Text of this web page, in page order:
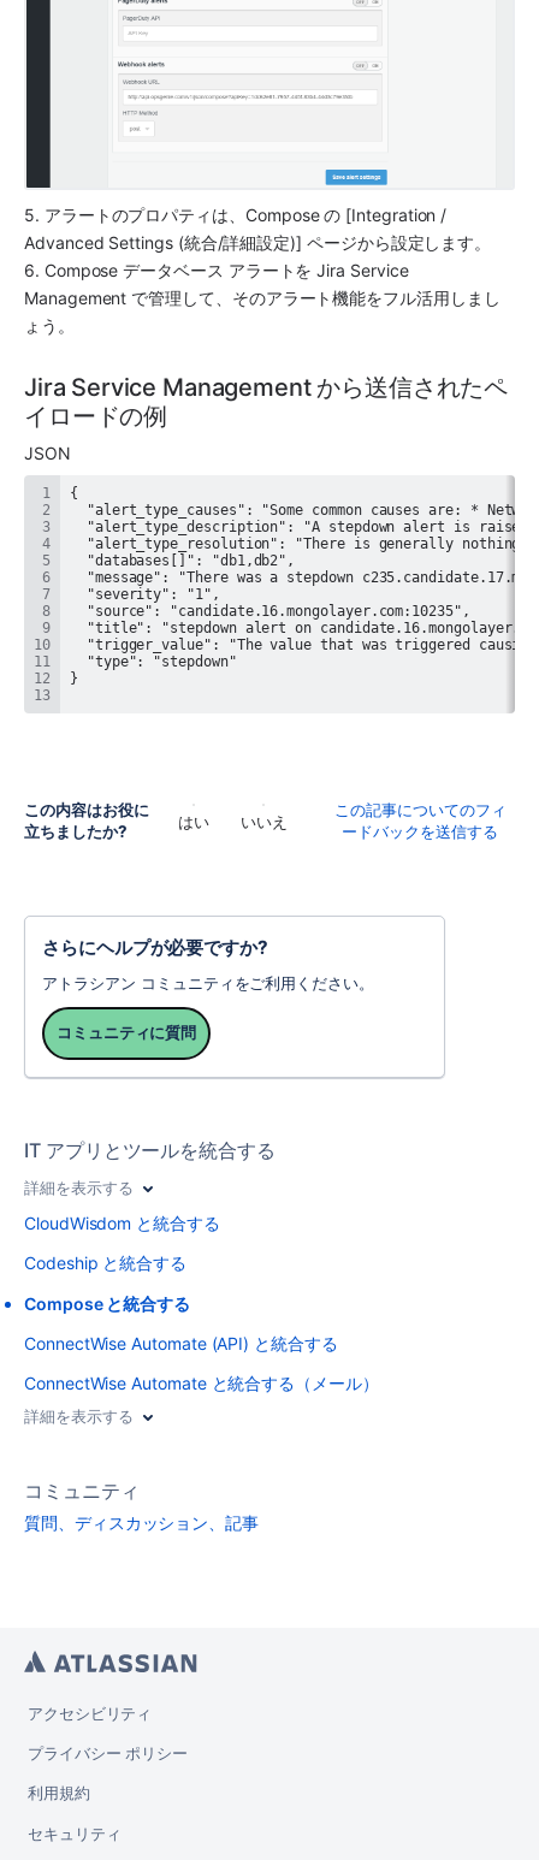
5. アラートのプロパティは、 Compose の [Integration /
Advanced Settings (統合/詳細設定)] ページから設定します。
​6. Compose データベース アラートを Jira Service
Management で管理して、そのアラート機能をフル活用しまし
ょう。
Jira Service Management から送信されたペ
イロードの例
JSON
この内容はお役に
立ちましたか?
はい いいえ
この記事についてのフィ
ードバックを送信する
さらにヘルプが必要ですか?
アトラシアン コミュニティをご利用ください。
コミュニティに質問
IT アプリとツールを統合する
詳細を表示する
CloudWisdom と統合する
Codeship と統合する
Compose と統合する
ConnectWise Automate (API) と統合する
ConnectWise Automate と統合する（メール）
詳細を表示する
コミュニティ
質問、ディスカッション、記事
アクセシビリティ
プライバシー ポリシー
利用規約
セキュリティ